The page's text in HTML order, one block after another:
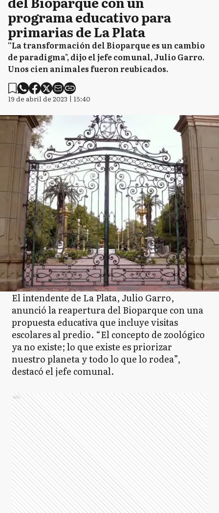
programa educativo para
primarias de La Plata
“La transformación del Bioparque es un cambio
de paradigma", dijo el jefe comunal, Julio Garro.
Unos cien animales fueron reubicados.
19 de abril de 2023 | 15:40
El intendente de La Plata, Julio Garro,
anunció la reapertura del Bioparque con una
propuesta educativa que incluye visitas
escolares al predio. “El concepto de zoológico
ya no existe; lo que existe es priorizar
nuestro planeta y todo lo que lo rodea”,
destacó el jefe comunal.
Ads